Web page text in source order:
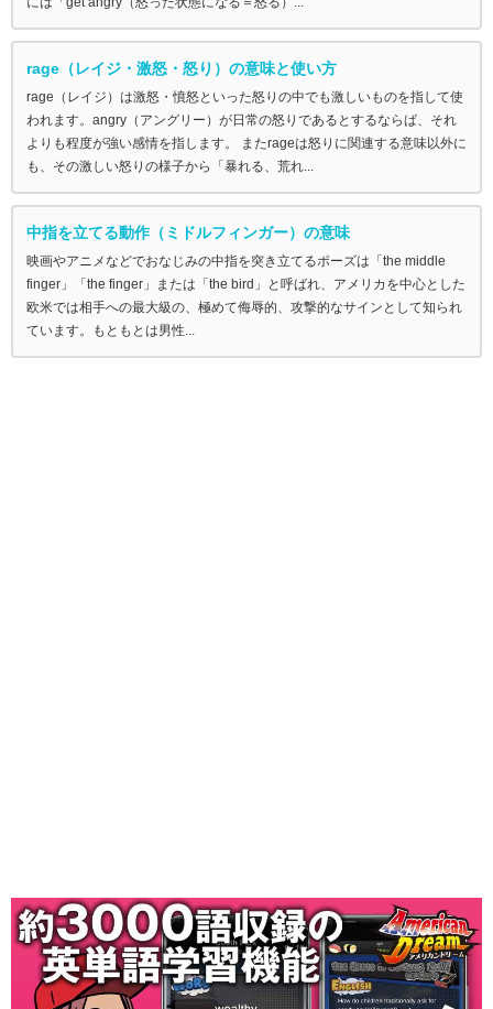
rage（レイジ・激怒・怒り）の意味と使い方
rage（レイジ）は激怒・憤怒といった怒りの中でも激しいものを指して使
われます。angry（アングリー）が日常の怒りであるとするならば、それ
よりも程度が強い感情を指します。 またrageは怒りに関連する意味以外に
も、その激しい怒りの様子から「暴れる、荒れ...
中指を立てる動作（ミドルフィンガー）の意味
映画やアニメなどでおなじみの中指を突き立てるポーズは「the middle
finger」「the finger」または「the bird」と呼ばれ、アメリカを中心とした
欧米では相手への最大級の、極めて侮辱的、攻撃的なサインとして知られ
ています。もともとは男性...